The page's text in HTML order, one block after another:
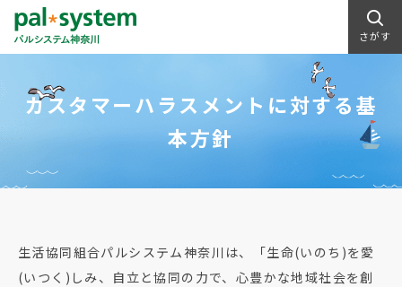
さがす
カスタマーハラスメントに対する基
本方針
生活協同組合パルシステム神奈川は、「生命(いのち)を愛
(いつく)しみ、自立と協同の力で、心豊かな地域社会を創